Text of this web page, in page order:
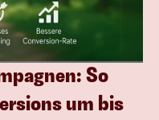
So
um bis